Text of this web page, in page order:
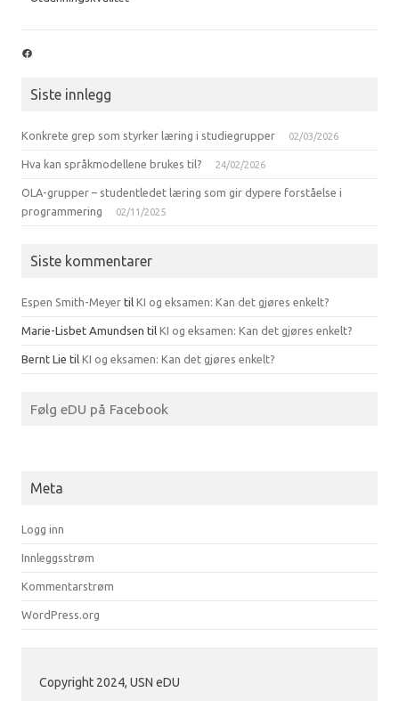
Facebook
Siste innlegg
Konkrete grep som styrker læring i studiegrupper 02/03/2026
Hva kan språkmodellene brukes til? 24/02/2026
OLA-grupper – studentledet læring som gir dypere forståelse i
programmering
02/11/2025
Siste kommentarer
Espen Smith-Meyer til KI og eksamen: Kan det gjøres enkelt?
Marie-Lisbet Amundsen til KI og eksamen: Kan det gjøres enkelt?
Bernt Lie til KI og eksamen: Kan det gjøres enkelt?
Følg eDU på Facebook
Meta
Logg inn
Innleggsstrøm
Kommentarstrøm
WordPress.org
Copyright 2024, USN eDU